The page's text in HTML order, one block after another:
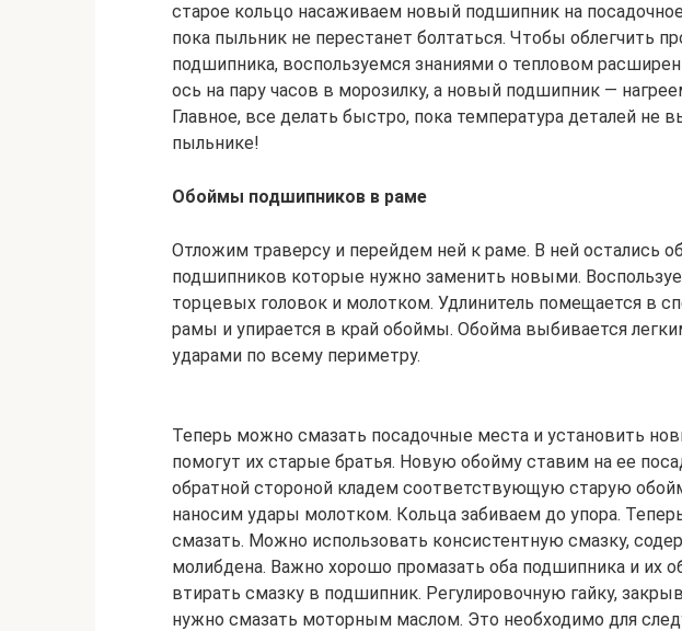
старое кольцо насаживаем новый подшипник на
пока пыльник не перестанет болтаться. Чтобы облегчить
подшипника, воспользуемся знаниями о тепловом
ось на пару часов в морозилку, а новый подшипник —
Главное, все делать быстро, пока температура деталей не
пыльнике!
Обоймы подшипников в раме
Отложим траверсу и перейдем ней к раме. В ней остались
подшипников которые нужно заменить новыми.
торцевых головок и молотком. Удлинитель помещается в
рамы и упирается в край обоймы. Обойма выбивается
ударами по всему периметру.
Теперь можно смазать посадочные места и установить
помогут их старые братья. Новую обойму ставим на ее
обратной стороной кладем соответствующую старую
наносим удары молотком. Кольца забиваем до упора.
смазать. Можно использовать консистентную смазку,
молибдена. Важно хорошо промазать оба подшипника и их
втирать смазку в подшипник. Регулировочную гайку,
нужно смазать моторным маслом. Это необходимо для